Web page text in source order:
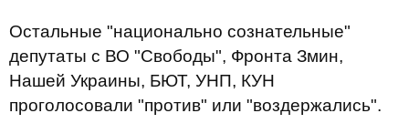
Остальные "национально сознательные"
депутаты с ВО "Свободы", Фронта Змин,
Нашей Украины, БЮТ, УНП, КУН
проголосовали "против" или "воздержались".